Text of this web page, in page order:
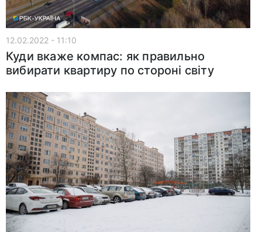
12.02.2022 - 11:10
Куди вкаже компас: як правильно
вибирати квартиру по стороні світу